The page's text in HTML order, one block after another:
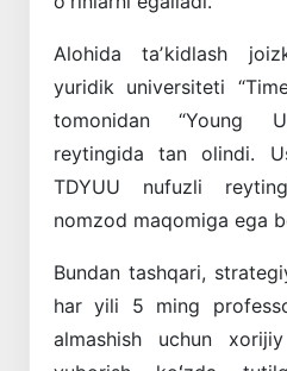
Alohida taʼkidlash
yuridik universiteti
tomonidan “Young
reytingida tan olindi.
TDYUU nufuzli
nomzod maqomiga ega
Bundan tashqari,
har yili 5 ming
almashish uchun